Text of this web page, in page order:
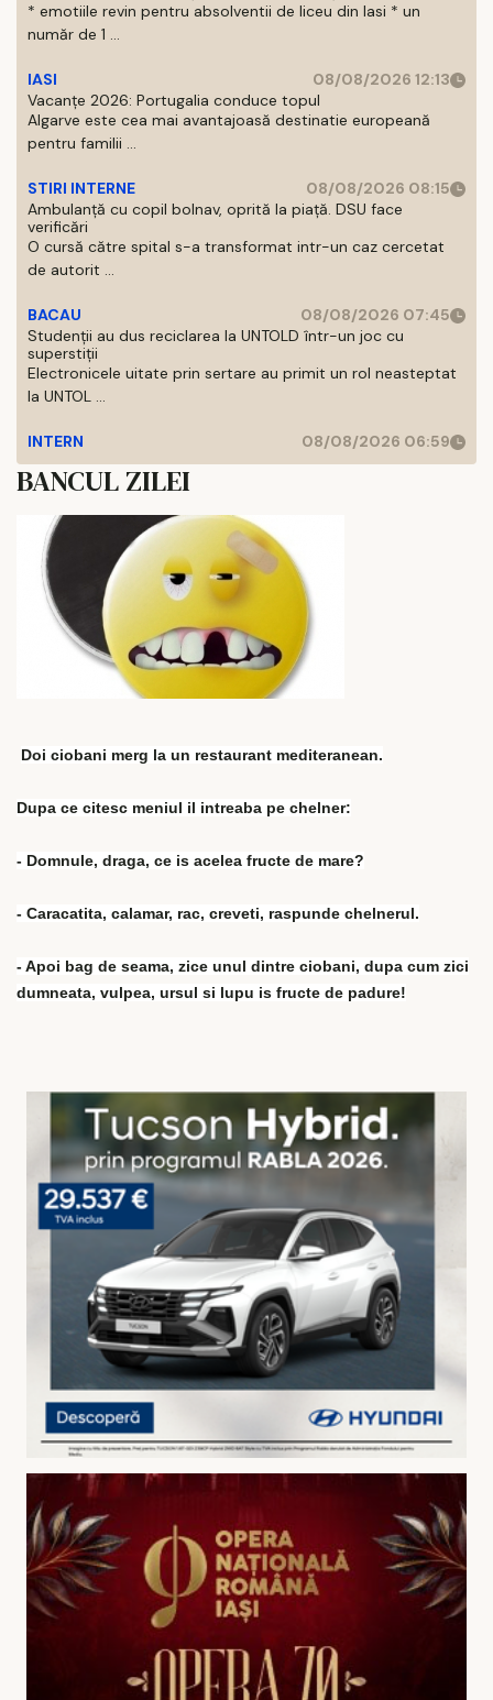
* emotiile revin pentru absolventii de liceu din Iasi * un
număr de 1 ...
IASI
08/08/2026 12:13
Vacanțe 2026: Portugalia conduce topul
Algarve este cea mai avantajoasă destinatie europeană
pentru familii ...
STIRI INTERNE
08/08/2026 08:15
Ambulanță cu copil bolnav, oprită la piață. DSU face
verificări
O cursă către spital s-a transformat intr-un caz cercetat
de autorit ...
BACAU
08/08/2026 07:45
Studenții au dus reciclarea la UNTOLD într-un joc cu
superstiții
Electronicele uitate prin sertare au primit un rol neasteptat
la UNTOL ...
INTERN 08/08/2026 06:59
BANCUL ZILEI
Doi ciobani merg la un restaurant mediteranean.
Dupa ce citesc meniul il intreaba pe chelner:
- Domnule, draga, ce is acelea fructe de mare?
- Caracatita, calamar, rac, creveti, raspunde chelnerul.
- Apoi bag de seama, zice unul dintre ciobani, dupa cum zici
dumneata, vulpea, ursul si lupu is fructe de padure!